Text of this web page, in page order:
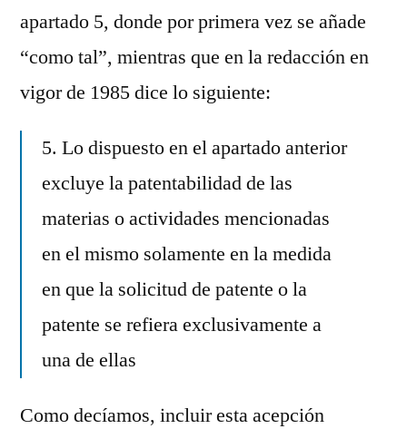
apartado 5, donde por primera vez se añade
“como tal”, mientras que en la redacción en
vigor de 1985 dice lo siguiente:
5. Lo dispuesto en el apartado anterior
excluye la patentabilidad de las
materias o actividades mencionadas
en el mismo solamente en la medida
en que la solicitud de patente o la
patente se refiera exclusivamente a
una de ellas
Como decíamos, incluir esta acepción